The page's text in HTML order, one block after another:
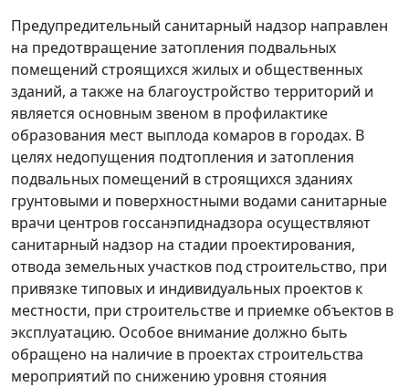
Предупредительный санитарный надзор направлен
на предотвращение затопления подвальных
помещений строящихся жилых и общественных
зданий, а также на благоустройство территорий и
является основным звеном в профилактике
образования мест выплода комаров в городах. В
целях недопущения подтопления и затопления
подвальных помещений в строящихся зданиях
грунтовыми и поверхностными водами санитарные
врачи центров госсанэпиднадзора осуществляют
санитарный надзор на стадии проектирования,
отвода земельных участков под строительство, при
привязке типовых и индивидуальных проектов к
местности, при строительстве и приемке объектов в
эксплуатацию. Особое внимание должно быть
обращено на наличие в проектах строительства
мероприятий по снижению уровня стояния